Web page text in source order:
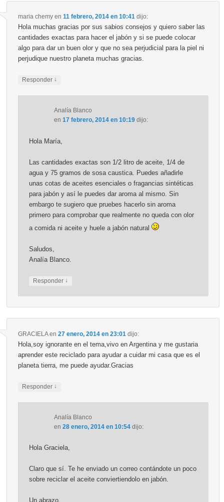
maria chemyen 11 febrero, 2014 en 10:41 dijo:
Hola muchas gracias por sus sabios consejos y quiero saber las
cantidades exactas para hacer el jabón y si se puede colocar
algo para dar un buen olor y que no sea perjudicial para la piel ni
perjudique nuestro planeta muchas gracias.
Responder ↓
Analía Blanco
en 17 febrero, 2014 en 10:19 dijo:
Hola María,
Las cantidades exactas son 1/2 litro de aceite, 1/4 de
agua y 75 gramos de sosa caustica. Puedes añadirle
unas cotas de aceites esenciales o fragancias sintéticas
para jabón y así le puedes dar aroma al mismo. Sin
embargo te sugiero que pruebes hacerlo sin aroma
primero para comprobar que realmente no queda con olor
a comida ni aceite y huele a jabón natural
Saludos,
Analía Blanco.
Responder ↓
GRACIELAen 27 enero, 2014 en 23:01 dijo:
Hola,soy ignorante en el tema,vivo en Argentina y me gustaria
aprender este reciclado para ayudar a cuidar mi casa que es el
planeta tierra, me puede ayudar.Gracias
Responder ↓
Analía Blanco
en 28 enero, 2014 en 10:54 dijo:
Hola Graciela,
Claro que sí. Te he enviado un correo contándote un poco
sobre reciclar el aceite conviertiendolo en jabón.
Un abrazo,